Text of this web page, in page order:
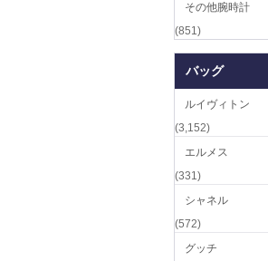
その他腕時計
(851)
バッグ
ルイヴィトン
(3,152)
エルメス
(331)
シャネル
(572)
グッチ